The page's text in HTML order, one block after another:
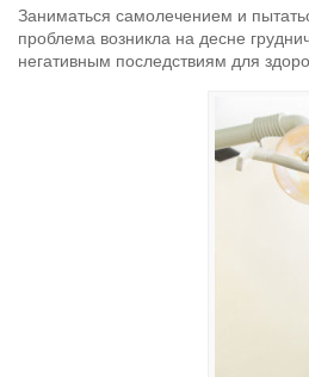
Заниматься самолечением и
проблема возникла на десне
негативным последствиям для